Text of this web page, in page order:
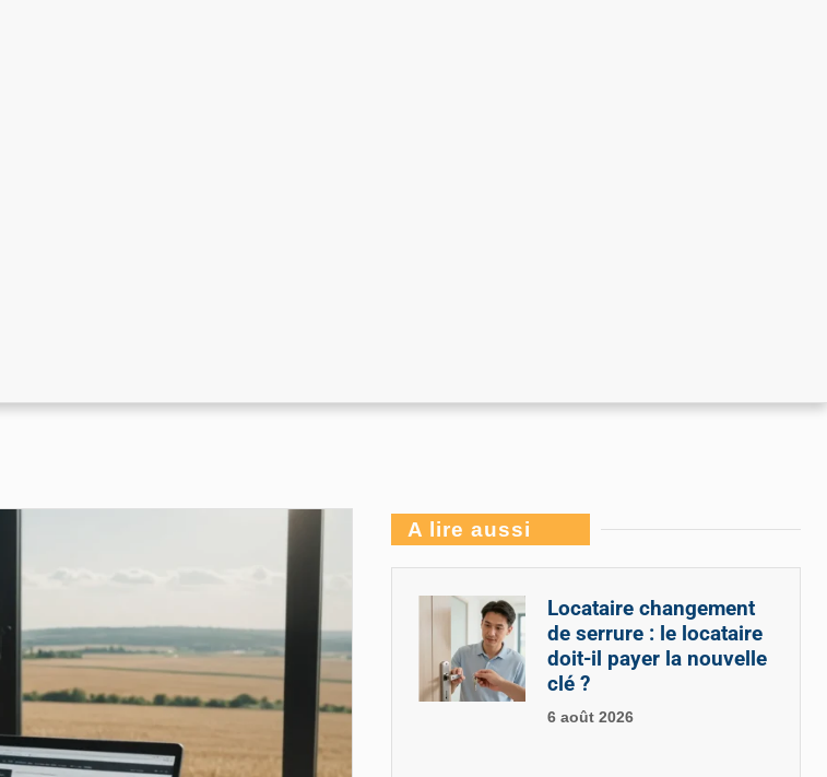
A lire aussi
Locataire changement
de serrure : le locataire
doit-il payer la nouvelle
clé ?
6 août 2026